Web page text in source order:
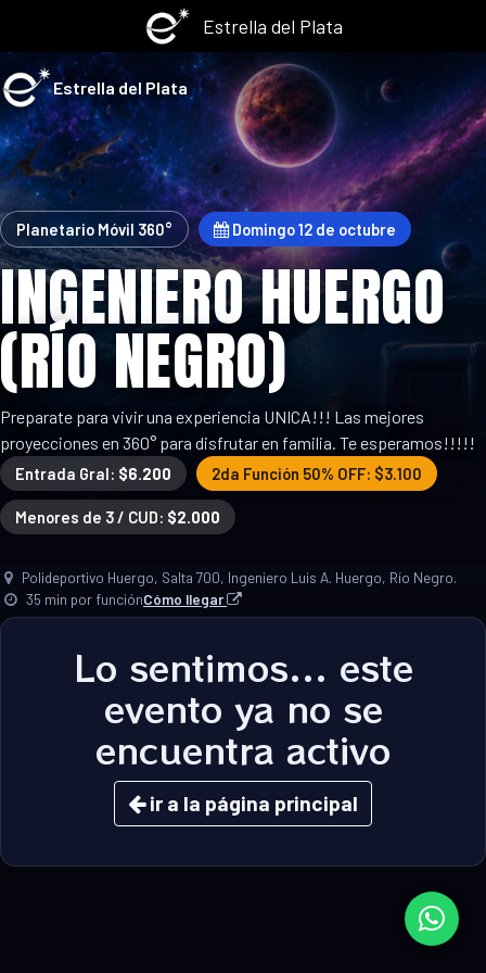
Estrella del Plata
Estrella del Plata
Planetario Móvil 360° Domingo 12 de octubre
INGENIERO HUERGO
(RÍO NEGRO)
Preparate para vivir una experiencia UNICA!!! Las mejores
proyecciones en 360° para disfrutar en familia. Te esperamos!!!!!
Entrada Gral: $6.200 2da Función 50% OFF: $3.100
Menores de 3 / CUD: $2.000
Polideportivo Huergo, Salta 700, Ingeniero Luis A. Huergo, Río Negro.
35 min por funciónCómo llegar
Lo sentimos... este
evento ya no se
encuentra activo
ir a la página principal